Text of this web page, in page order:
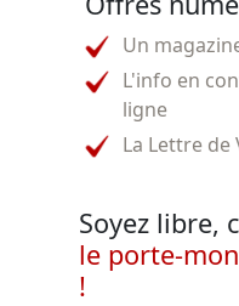
Un
L'info en
ligne
La Lettre de
Soyez libre,
le porte-
!